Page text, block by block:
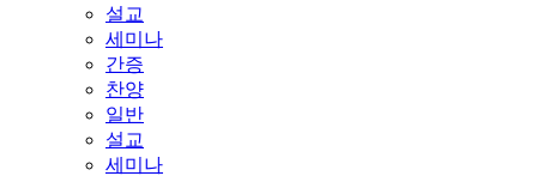
설교
세미나
간증
찬양
일반
설교
세미나